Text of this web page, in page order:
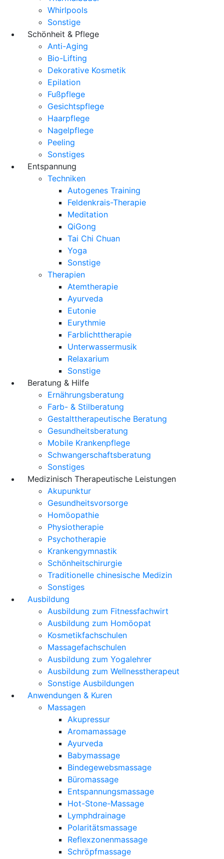
Whirlpools
Sonstige
Schönheit & Pflege
Anti-Aging
Bio-Lifting
Dekorative Kosmetik
Epilation
Fußpflege
Gesichtspflege
Haarpflege
Nagelpflege
Peeling
Sonstiges
Entspannung
Techniken
Autogenes Training
Feldenkrais-Therapie
Meditation
QiGong
Tai Chi Chuan
Yoga
Sonstige
Therapien
Atemtherapie
Ayurveda
Eutonie
Eurythmie
Farblichttherapie
Unterwassermusik
Relaxarium
Sonstige
Beratung & Hilfe
Ernährungsberatung
Farb- & Stilberatung
Gestalttherapeutische Beratung
Gesundheitsberatung
Mobile Krankenpflege
Schwangerschaftsberatung
Sonstiges
Medizinisch Therapeutische Leistungen
Akupunktur
Gesundheitsvorsorge
Homöopathie
Physiotherapie
Psychotherapie
Krankengymnastik
Schönheitschirurgie
Traditionelle chinesische Medizin
Sonstiges
Ausbildung
Ausbildung zum Fitnessfachwirt
Ausbildung zum Homöopat
Kosmetikfachschulen
Massagefachschulen
Ausbildung zum Yogalehrer
Ausbildung zum Wellnesstherapeut
Sonstige Ausbildungen
Anwendungen & Kuren
Massagen
Akupressur
Aromamassage
Ayurveda
Babymassage
Bindegewebsmassage
Büromassage
Entspannungsmassage
Hot-Stone-Massage
Lymphdrainage
Polaritätsmassage
Reflexzonenmassage
Schröpfmassage